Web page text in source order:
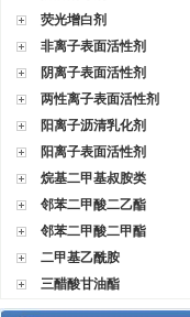
荧光增白剂
非离子表面活性剂
阴离子表面活性剂
两性离子表面活性剂
阳离子沥清乳化剂
阳离子表面活性剂
烷基二甲基叔胺类
邻苯二甲酸二乙酯
邻苯二甲酸二甲酯
二甲基乙酰胺
三醋酸甘油酯